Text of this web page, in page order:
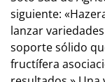
siguiente:
lanzar
soporte sólido
fructífera